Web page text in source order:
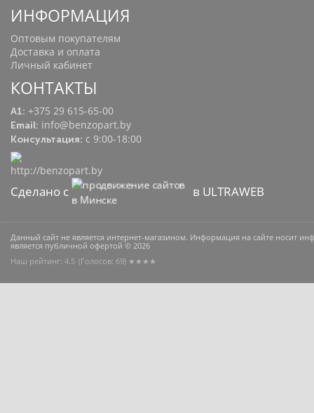
ИНФОРМАЦИЯ
Оптовым покупателям
Доставка и оплата
Личный кабинет
КОНТАКТЫ
A1: +375 29 615-65-00
Email: info@benzopart.by
Консультация: с 9:00-18:00
Сделано с в ULTRAWEB
Данный сайт не является интернет-магазином. Информация на сайте носит
является публичной офертой © 2026
Наш рейтинг: 4.5 (Голосов: 69) ★★★★